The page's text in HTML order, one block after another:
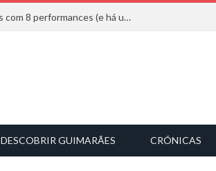
Mucho Flow alarga leque de convidados com 8 performances (e há uma saída)
DESCOBRIR GUIMARÃES CRÓNICAS